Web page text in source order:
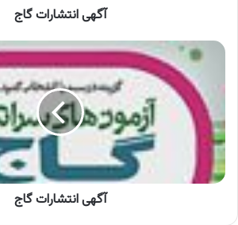
آگهی انتشارات گاج
آگهی
انتشارات
گاج
آگهی انتشارات گاج